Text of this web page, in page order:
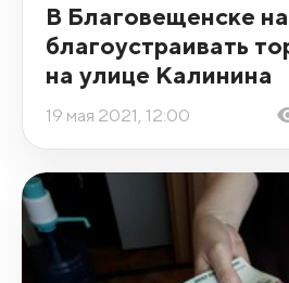
В Благовещенске
благоустраивать
на улице Калинина
19 мая 2021, 12:00